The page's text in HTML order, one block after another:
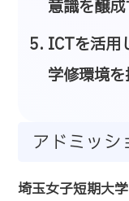
意識を醸
ICTを活用
学修環境
アドミッシ
埼玉女子短期大